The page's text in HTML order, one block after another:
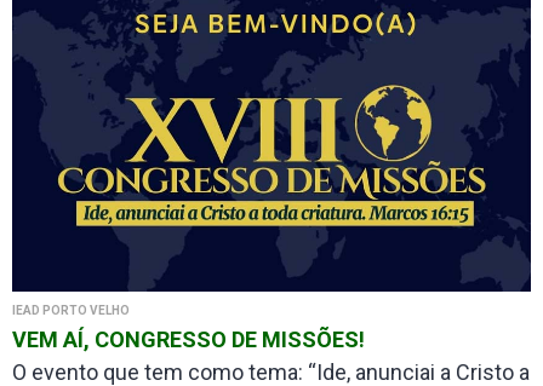
IEAD PORTO VELHO
VEM AÍ, CONGRESSO DE MISSÕES!
O evento que tem como tema: “Ide, anunciai a Cristo a